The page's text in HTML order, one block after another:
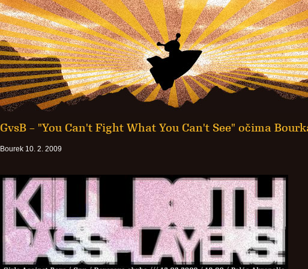
GvsB – "You Can't Fight What You Can't See" očima
Bourek 10. 2. 2009